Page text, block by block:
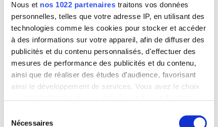
Nous et nos 1022 partenaires traitons vos données
personnelles, telles que votre adresse IP, en utilisant des
technologies comme les cookies pour stocker et accéder
à des informations sur votre appareil, afin de diffuser des
publicités et du contenu personnalisés, d'effectuer des
mesures de performance des publicités et du contenu,
ainsi que de réaliser des études d’audience, favorisant
ainsi le développement de services. Vous avez le choix
tout moment en consultant la Déclaration relative aux
Nécessaires